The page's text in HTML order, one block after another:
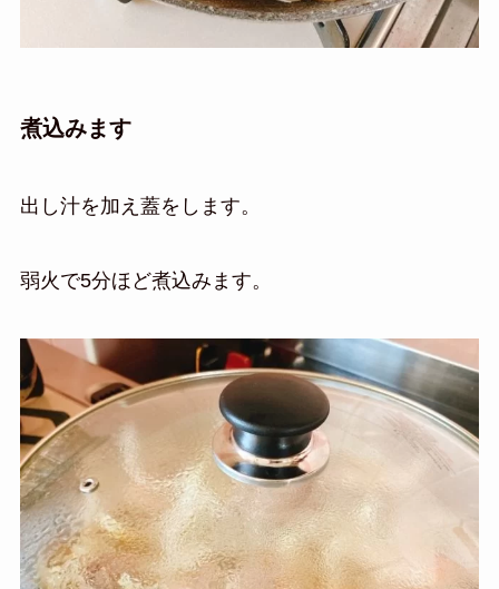
煮込みます
出し汁を加え蓋をします。
弱火で5分ほど煮込みます。